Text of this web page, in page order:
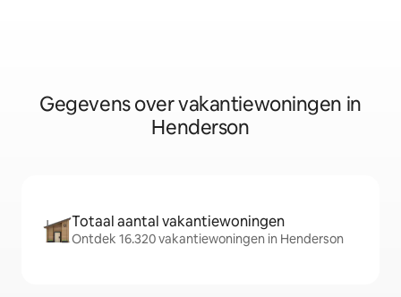
Gegevens over vakantiewoningen in
Henderson
Totaal aantal vakantiewoningen
Ontdek 16.320 vakantiewoningen in Henderson